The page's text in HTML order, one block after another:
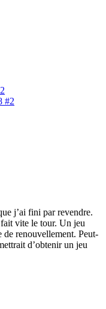
j’ai fini par revendre.
vite le tour. Un jeu
de renouvellement. Peut-
d’obtenir un jeu